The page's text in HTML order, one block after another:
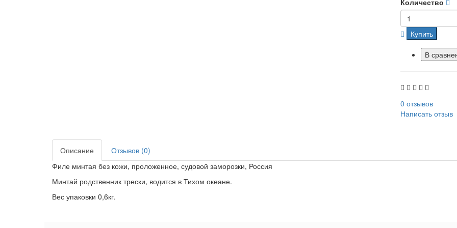
Количество
Купить
В
0 отзывов
Написать отзыв
Описание
Отзывов (0)
Филе минтая без кожи, проложенное, судовой заморозки, Россия
Минтай родственник трески, водится в Тихом океане.
Вес упаковки 0,6кг.